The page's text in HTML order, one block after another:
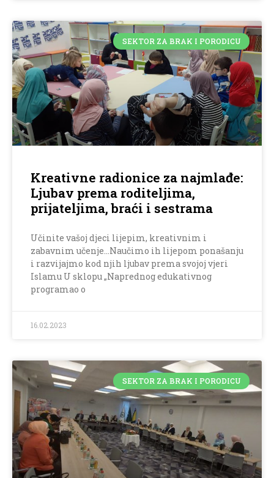
SEKTOR ZA BRAK I PORODICU
Kreativne radionice za najmlađe:
Ljubav prema roditeljima,
prijateljima, braći i sestrama
Učinite vašoj djeci lijepim, kreativnim i
zabavnim učenje…Naučimo ih lijepom ponašanju
i razvijajmo kod njih ljubav prema svojoj vjeri
Islamu U sklopu „Naprednog edukativnog
programao o
16.02.2023
SEKTOR ZA BRAK I PORODICU